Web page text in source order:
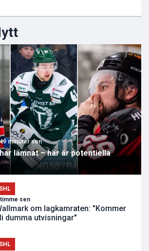
49 minuter sen
lämnat – här är potentiella
SHL
sen
om lagkamraten: "Kommer
dumma utvisningar"
SHL